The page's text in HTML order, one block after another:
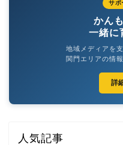
サポ
かん
一緒に
地域メディアを
関門エリアの情
詳
人気記事